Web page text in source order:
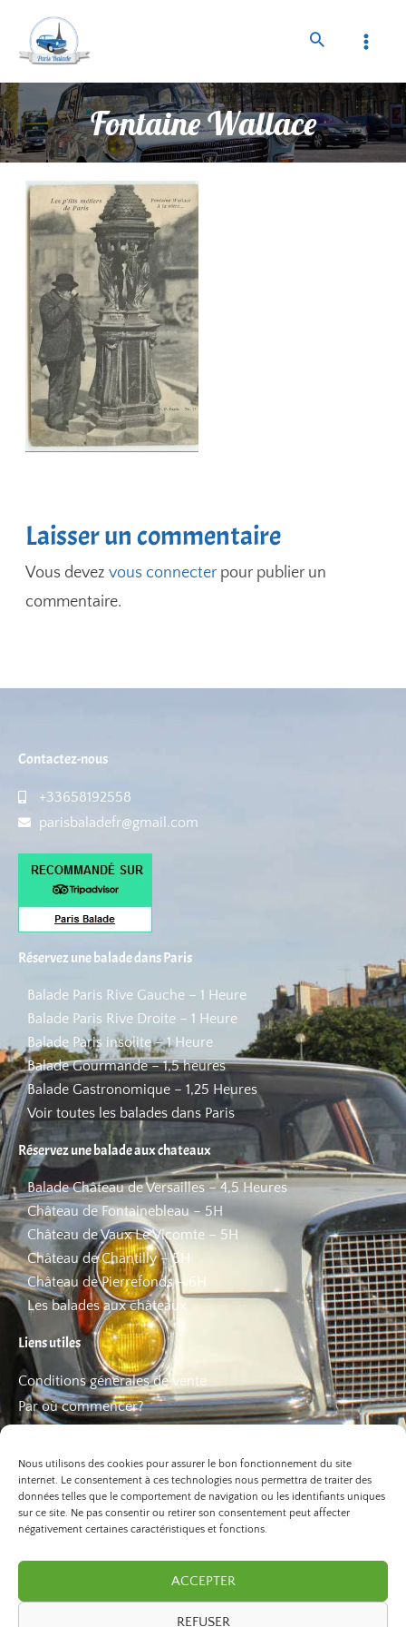
Nous utilisons des cookies pour assurer le bon fonctionnement du site
internet. Le consentement à ces technologies nous permettra de traiter des
données telles que le comportement de navigation ou les identifiants uniques
sur ce site. Ne pas consentir ou retirer son consentement peut affecter
négativement certaines caractéristiques et fonctions.
ACCEPTER
REFUSER
Fontaine Wallace
Laisser un commentaire
Vous devezvous connecterpour publier un
commentaire.
Contactez-nous
+33658192558
parisbaladefr@gmail.com
Réservez une balade dans Paris
Balade Paris Rive Gauche – 1 Heure
Balade Paris Rive Droite – 1 Heure
Balade Paris insolite – 1 Heure
Balade Gourmande – 1,5 heures
Balade Gastronomique – 1,25 Heures
Voir toutes les balades dans Paris
Réservez une balade aux chateaux
Balade Château de Versailles – 4,5 Heures
Château de Fontainebleau – 5H
Château de Vaux Le Vicomte – 5H
Château de Chantilly – 5H
Château de Pierrefonds – 6H
Les balades aux châteaux
Liens utiles
Conditions générales de vente
Par où commencer?
Les bons plans